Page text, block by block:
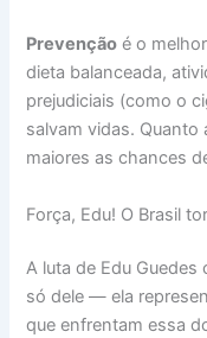
Prevenção é o
dieta balanceada,
prejudiciais (como o
salvam vidas.
maiores as chances
Força, Edu! O Brasil
A luta de Edu
só dele — ela
que enfrentam essa